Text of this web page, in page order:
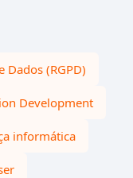
Dados (RGPD)
Development
informática